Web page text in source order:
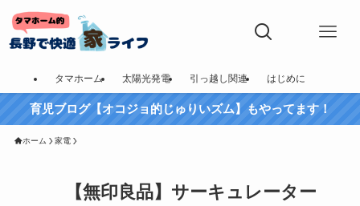
タマホーム 太陽光発電 引っ越し関連 はじめに
育児ブログ【オコジョ的じゅりいズム】もやってます！
ホーム 家電
【無印良品】サーキュレーター